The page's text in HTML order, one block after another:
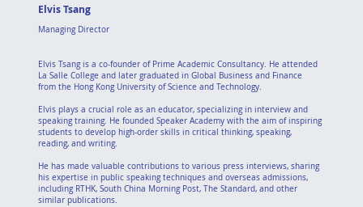
Managing Director
Elvis Tsang
Elvis Tsang is a co-founder of Prime Academic Consultancy. He attended
La Salle College and later graduated in Global Business and Finance
from the Hong Kong University of Science and Technology.
Elvis plays a crucial role as an educator, specializing in interview and
speaking training. He founded Speaker Academy with the aim of inspiring
students to develop high-order skills in critical thinking, speaking,
reading, and writing.
He has made valuable contributions to various press interviews, sharing
his expertise in public speaking techniques and overseas admissions,
including RTHK, South China Morning Post, The Standard, and other
similar publications.